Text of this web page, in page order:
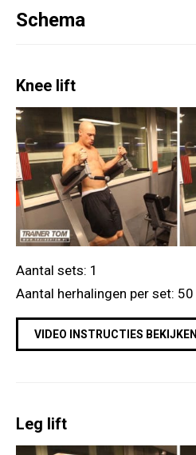
Schema
Knee lift
Aantal sets: 1
Aantal herhalingen per set: 50
VIDEO INSTRUCTIES BEKIJKEN
Leg lift